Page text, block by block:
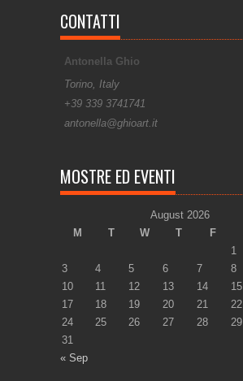
CONTATTI
Antonella Ghio
Torino, Italy
+39 339 3741741
antonella@ghioart.it
MOSTRE ED EVENTI
August 2026
M
T W T F
1
3
4 5 6 7 8
10
11 12 13 14 15
17
18 19 20 21 22
24
25 26 27 28 29
31
« Sep